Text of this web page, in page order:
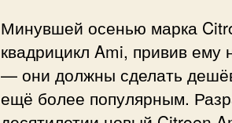
Минувшей осенью марка
квадрицикл Ami, привив
— они должны сделать
ещё более популярным.